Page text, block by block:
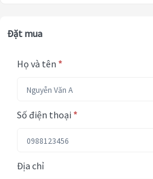
Đặt mua
Họ và tên *
Số điện thoại *
Địa chỉ